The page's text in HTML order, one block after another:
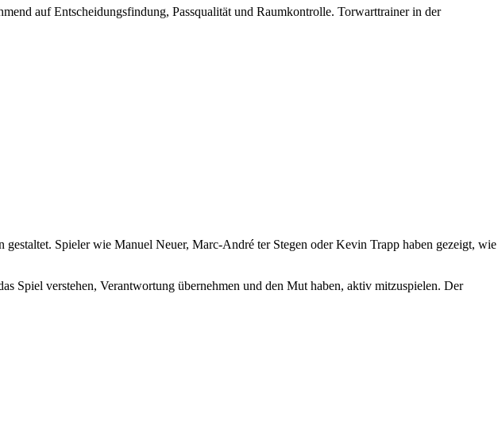
auf Entscheidungsfindung, Passqualität und Raumkontrolle. Torwarttrainer in der
Spieler wie Manuel Neuer, Marc-André ter Stegen oder Kevin Trapp haben gezeigt, wie
Spiel verstehen, Verantwortung übernehmen und den Mut haben, aktiv mitzuspielen. Der